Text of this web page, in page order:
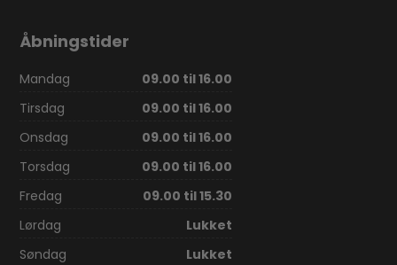
Åbningstider
Mandag
09.00 til 16.00
Tirsdag
09.00 til 16.00
Onsdag
09.00 til 16.00
Torsdag
09.00 til 16.00
Fredag
09.00 til 15.30
Lørdag
Lukket
Søndag
Lukket